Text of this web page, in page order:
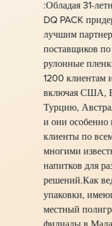
:Обладая 31-
DQ PACK
лучшим
поставщиков
рулонные
1200 клиентам
включая США,
Турцию,
и они особенно
клиенты по
многими
напитков для
решений.Как
упаковки,
местный